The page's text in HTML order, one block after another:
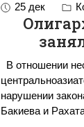
25 дек
В отношении
нарушении
Бакиева и